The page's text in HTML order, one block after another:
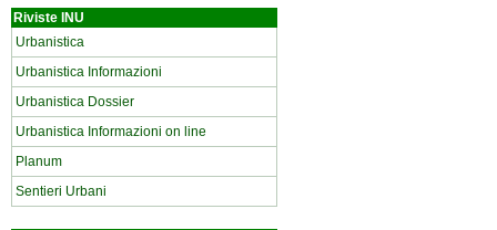
Riviste INU
Urbanistica
Urbanistica Informazioni
Urbanistica Dossier
Urbanistica Informazioni on line
Planum
Sentieri Urbani